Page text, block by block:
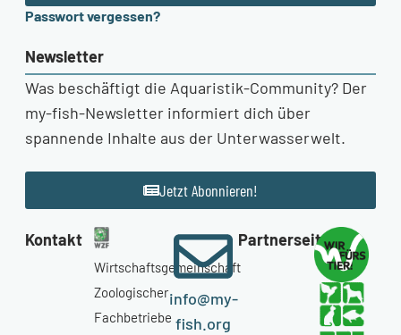
Passwort vergessen?
Newsletter
Was beschäftigt die Aquaristik-Community? Der
my-fish-Newsletter informiert dich über
spannende Inhalte aus der Unterwasserwelt.
Jetzt Abonnieren!
Kontakt
Wirtschaftsgemeinschaft
Zoologischer
Fachbetriebe
info@my-
fish.org
Partnerseiten